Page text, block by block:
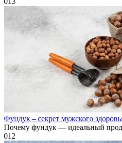
Фундук – секрет мужского
Почему фундук — идеальный
012